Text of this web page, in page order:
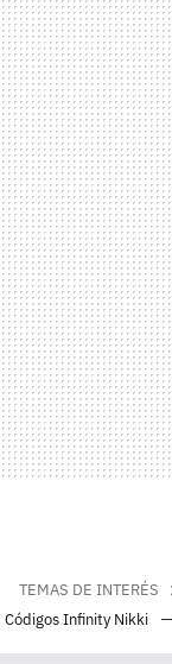
TEMAS DE INTERÉS
Códigos Infinity Nikki